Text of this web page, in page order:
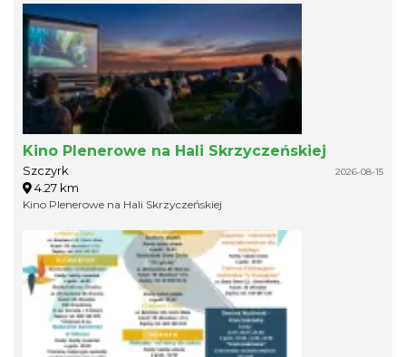
Kino Plenerowe na Hali Skrzyczeńskiej
Szczyrk 2026-08-15
4.27 km
Kino Plenerowe na Hali Skrzyczeńskiej